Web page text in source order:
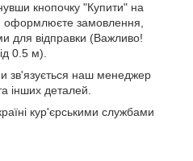
кнопочку "Купити" на
оформлюєте замовлення,
для відправки (Важливо!
0.5 м).
зв'язується наш менеджер
інших деталей.
кур'єрськими службами